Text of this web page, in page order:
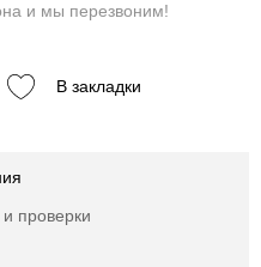
и мы перезвоним!
В закладки
проверки